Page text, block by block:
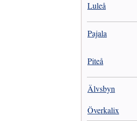
Luleå
Pajala
Piteå
Älvsbyn
Överkalix